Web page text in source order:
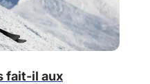
fait-il aux